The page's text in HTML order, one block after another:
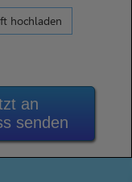
hochladen
an
senden